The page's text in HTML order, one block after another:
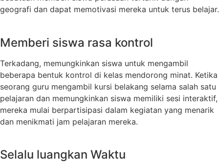
geografi dan dapat memotivasi mereka untuk terus belajar.
Memberi siswa rasa kontrol
Terkadang, memungkinkan siswa untuk mengambil
beberapa bentuk kontrol di kelas mendorong minat. Ketika
seorang guru mengambil kursi belakang selama salah satu
pelajaran dan memungkinkan siswa memiliki sesi interaktif,
mereka mulai berpartisipasi dalam kegiatan yang menarik
dan menikmati jam pelajaran mereka.
Selalu luangkan Waktu